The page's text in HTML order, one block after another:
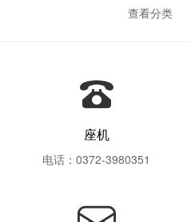
查看分类
座机
电话：0372-3980351